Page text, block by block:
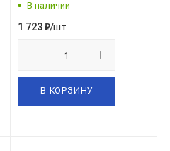
В наличии
1 723₽/шт
В КОРЗИНУ